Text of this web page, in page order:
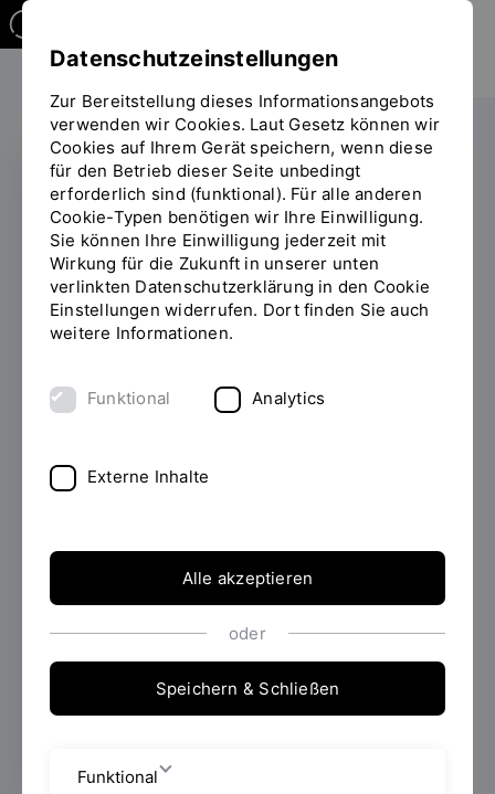
Der
Auslandsaufenthalt –
Karrierebaustein oder
Stolperstein?
02.05.2013
Der 8. Regensburger
Gesprächskreis Interkulturelles Management
Regensburg (HS.R) mit Fachvorträgen und
Diskussionen zum Thema "Karrierebaustein
Julius Caesar, Christoph Columbus und
Erstellt vonProf. Dr. Sandra
Hamella
Datenschutzeinstellungen
Zur Bereitstellung dieses Informationsangebots
verwenden wir Cookies. Laut Gesetz können wir
Cookies auf Ihrem Gerät speichern, wenn diese
für den Betrieb dieser Seite unbedingt
erforderlich sind (funktional). Für alle anderen
Cookie-Typen benötigen wir Ihre Einwilligung.
Sie können Ihre Einwilligung jederzeit mit
Wirkung für die Zukunft in unserer unten
verlinkten Datenschutzerklärung in den Cookie
Einstellungen widerrufen. Dort finden Sie auch
weitere Informationen.
Funktional Analytics
Externe Inhalte
Alle akzeptieren
oder
Speichern & Schließen
Funktional